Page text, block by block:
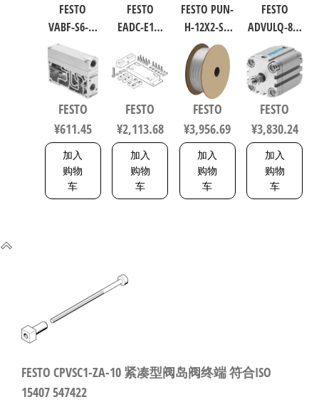
FESTO
VABF-S6-1-
P1A7-G12
软启动阀
539231
FESTO
¥611.45
加入
购物
车
FESTO
EADC-E16-
业自动化
零部件 规
8047581
FESTO
¥2,113.68
加入
购物
车
FESTO PUN-
H-12X2-SI-
200 聚氨酯
气动软管
符合ISO
8573-1:2010
558275
FESTO
¥3,956.69
加入
购物
车
FESTO
ADVULQ-80-
60-A-P-A 紧
凑型抗扭
气缸 行程
60mm 缸径
80mm
156833
FESTO
¥3,830.24
加入
购物
车
FESTO CPVSC1-ZA-10 紧凑型阀岛阀终端 符合ISO
15407 547422